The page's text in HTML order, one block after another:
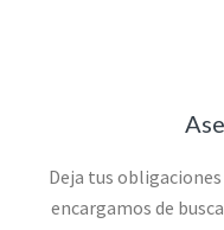
Deja tus
encargamos de